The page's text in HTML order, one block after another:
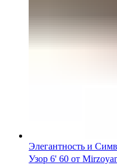
Элегантность и
Узор 6' 60 от